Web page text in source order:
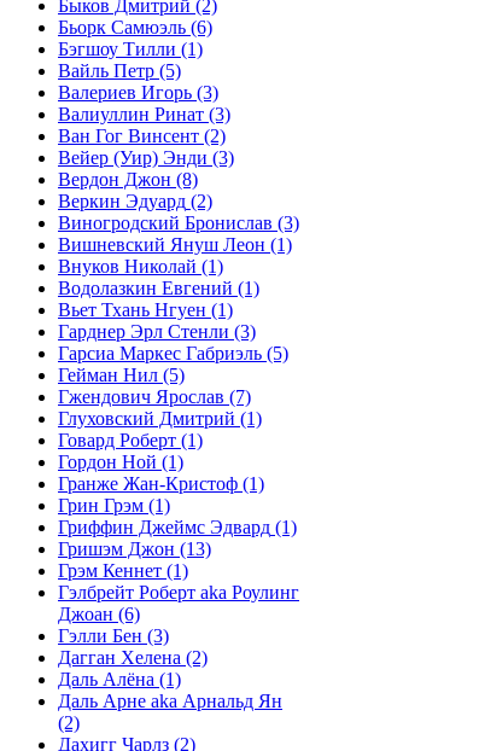
Быков Дмитрий (2)
Бьорк Самюэль (6)
Бэгшоу Тилли (1)
Вайль Петр (5)
Валериев Игорь (3)
Валиуллин Ринат (3)
Ван Гог Винсент (2)
Вейер (Уир) Энди (3)
Вердон Джон (8)
Веркин Эдуард (2)
Виногродский Бронислав (3)
Вишневский Януш Леон (1)
Внуков Николай (1)
Водолазкин Евгений (1)
Вьет Тхань Нгуен (1)
Гарднер Эрл Стенли (3)
Гарсиа Маркес Габриэль (5)
Гейман Нил (5)
Гжендович Ярослав (7)
Глуховский Дмитрий (1)
Говард Роберт (1)
Гордон Ной (1)
Гранже Жан-Кристоф (1)
Грин Грэм (1)
Гриффин Джеймс Эдвард (1)
Гришэм Джон (13)
Грэм Кеннет (1)
Гэлбрейт Роберт aka Роулинг
Джоан (6)
Гэлли Бен (3)
Дагган Хелена (2)
Даль Алёна (1)
Даль Арне aka Арнальд Ян
(2)
Дахигг Чарлз (2)